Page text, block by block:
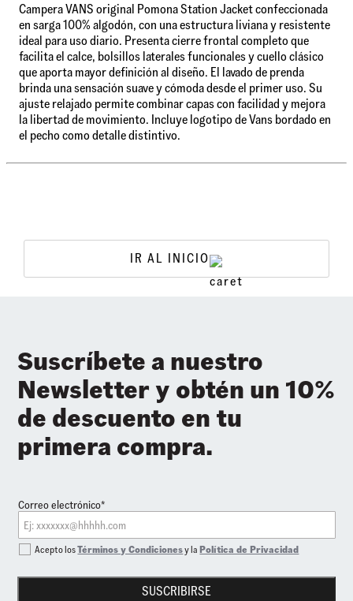
Campera VANS original Pomona Station Jacket confeccionada
en sarga 100% algodón, con una estructura liviana y resistente
ideal para uso diario. Presenta cierre frontal completo que
facilita el calce, bolsillos laterales funcionales y cuello clásico
que aporta mayor definición al diseño. El lavado de prenda
brinda una sensación suave y cómoda desde el primer uso. Su
ajuste relajado permite combinar capas con facilidad y mejora
la libertad de movimiento. Incluye logotipo de Vans bordado en
el pecho como detalle distintivo.
IR AL INICIO
Suscríbete a nuestro
Newsletter y obtén un 10%
de descuento en tu
primera compra.
Correo electrónico*
SUSCRIBIRSE
Acepto losTérminos y Condicionesy laPolítica de Privacidad